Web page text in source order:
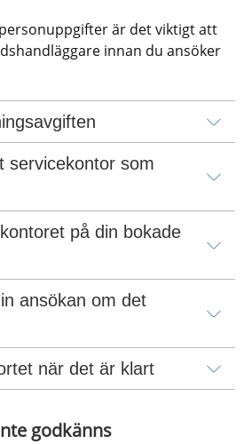
är det viktigt att
innan du ansöker
servicekontor som
på din bokade
ansökan om det
när det är klart
godkänns